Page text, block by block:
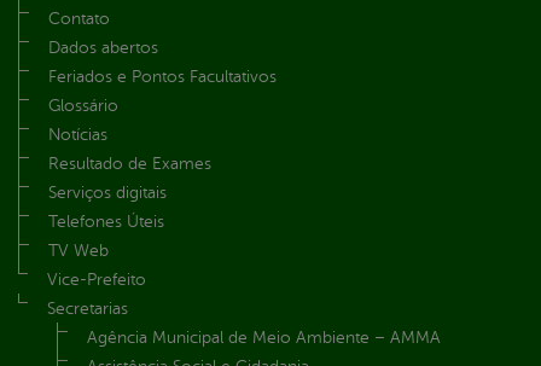
Contato
Dados abertos
Feriados e Pontos Facultativos
Glossário
Notícias
Resultado de Exames
Serviços digitais
Telefones Úteis
TV Web
Vice-Prefeito
Secretarias
Agência Municipal de Meio Ambiente – AMMA